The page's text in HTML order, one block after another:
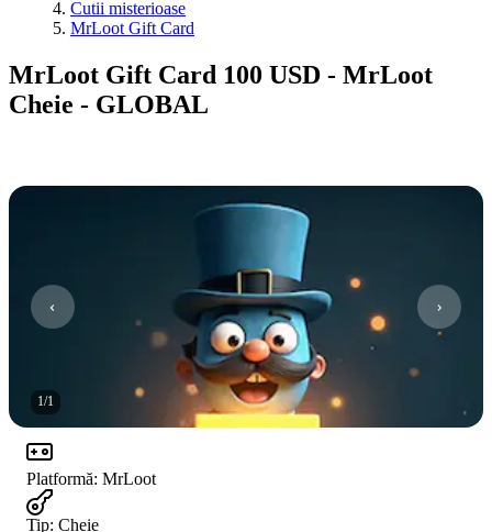
Cutii misterioase
MrLoot Gift Card
MrLoot Gift Card 100 USD - MrLoot
Cheie - GLOBAL
1/1
Platformă: MrLoot
Tip: Cheie